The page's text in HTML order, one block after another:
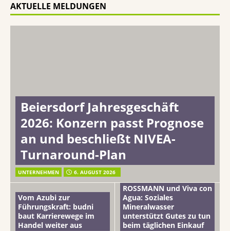
AKTUELLE MELDUNGEN
Beiersdorf Jahresgeschäft
2026: Konzern passt Prognose
an und beschließt NIVEA-
Turnaround-Plan
UNTERNEHMEN 6. AUGUST 2026
Vom Azubi zur
Führungskraft: budni
baut Karrierewege im
Handel weiter aus
ROSSMANN und Viva con
Agua: Soziales
Mineralwasser
unterstützt Gutes zu tun
beim täglichen Einkauf